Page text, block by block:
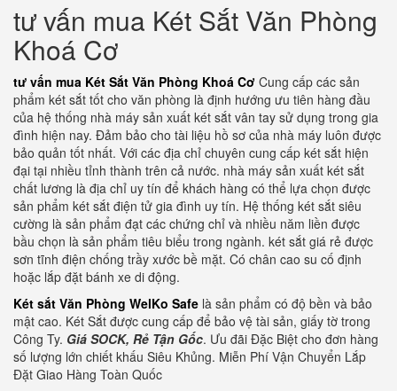
tư vấn mua Két Sắt Văn Phòng
Khoá Cơ
tư vấn mua Két Sắt Văn Phòng Khoá Cơ Cung cấp các sản
phẩm két sắt tốt cho văn phòng là định hướng ưu tiên hàng đầu
của hệ thống nhà máy sản xuất két sắt vân tay sử dụng trong gia
đình hiện nay. Đảm bảo cho tài liệu hồ sơ của nhà máy luôn được
bảo quản tốt nhất. Với các địa chỉ chuyên cung cấp két sắt hiện
đại tại nhiều tỉnh thành trên cả nước. nhà máy sản xuất két sắt
chất lương là địa chỉ uy tín để khách hàng có thể lựa chọn được
sản phẩm két sắt điện tử gia đình uy tín. Hệ thống két sắt siêu
cường là sản phẩm đạt các chứng chỉ và nhiều năm liền được
bầu chọn là sản phẩm tiêu biểu trong ngành. két sắt giá rẻ được
sơn tĩnh điện chống trầy xước bề mặt. Có chân cao su cố định
hoặc lắp đặt bánh xe di động.
Két sắt Văn Phòng WelKo Safe là sản phẩm có độ bền và bảo
mật cao. Két Sắt được cung cấp để bảo vệ tài sản, giấy tờ trong
Công Ty. Giá SOCK, Rẻ Tận Gốc. Ưu đãi Đặc Biệt cho đơn hàng
số lượng lớn chiết khấu Siêu Khủng. Miễn Phí Vận Chuyển Lắp
Đặt Giao Hàng Toàn Quốc